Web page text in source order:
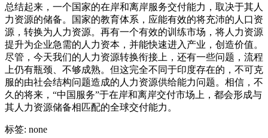
总结起来，一个国家的在岸和离岸服务交付能力，取决于其人
力资源的储备。国家的教育体系，应能有效的将充沛的人口资
源，转换为人力资源。再有一个有效的训练市场，将人力资源
提升为企业急需的人力资本，并能快速进入产业，创造价值。
尽管，今天我们的人力资源转换衔接上，还有一些问题，流程
上仍有瓶颈、不够成熟。但这完全不同于印度存在的，不可克
服的由社会结构问题造成的人力资源供给能力问题。相信，不
久的将来，“中国服务”于在岸和离岸交付市场上，都会形成与
其人力资源储备相匹配的全球交付能力。
标签: none